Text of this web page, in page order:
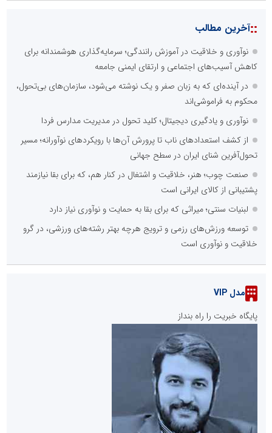
::آخرین مطالب
نوآوری و خلاقیت در آموزش رانندگی؛ سرمایه‌گذاری هوشمندانه برای
کاهش آسیب‌های اجتماعی و ارتقای ایمنی جامعه
در آینده‌ای که به زبان صفر و یک نوشته می‌شود، سازمان‌های بی‌تحول،
محکوم به فراموشی‌اند
نوآوری و یادگیری دیجیتال؛ کلید تحول در مدیریت مدارس فردا
از کشف استعدادهای ناب تا پرورش آن‌ها با رویکردهای نوآورانه؛ مسیر
تحول‌آفرین شنای ایران در سطح جهانی
صنعت چوب؛ هنر، خلاقیت و اشتغال در کنار هم، که برای بقا نیازمند
پشتیبانی از کالای ایرانی است
لبنیات سنتی؛ میراثی که برای بقا به حمایت و نوآوری نیاز دارد
توسعه ورزش‌های رزمی و ترویج هرچه بهتر رشته‌های ورزشی، در گرو
خلاقیت و نوآوری است
مدل VIP
پایگاه خبریت را راه بنداز